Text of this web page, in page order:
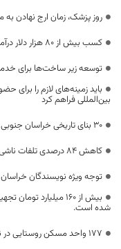
روز پزشک، زمان ارج نهادن
کسب بیش از ۸۰ هزار دلار درآمد از صادرات صنایع دستی خراسان جنوبی
توسعه زیر ساخت‌ها برای خدمات
باید زمینه‌های لازم را برای
بین‌المللی فراهم کرد
۳۰ بنای تاریخی خراسان جنوبی برای احیا به بخش خصوصی واگذار می‌شود
کاهش ۸۴ درصدی تلفات ناشی از مسمومیت با گاز منواکسید کربن در سال ۱۴۰۴
توجه ویژه نویسندگان
بیش از ۱۶۰ میلیارد
شده است.
۱۷۷ واحد مسکن روستایی در نهبندان افتتاح شد